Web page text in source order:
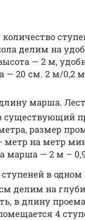
делим на
— 2 м,
— 20 см. 2 м/0,2 м
марша.
существующий
размер
на метр
марша — 2 м –
в одном
делим на
в длину
4